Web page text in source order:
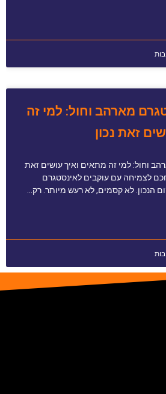
מארהב וחול: למי זה
זאת נכון
וחול: למי זה מתאים ואיך עושים זאת
לצמיחה עם עוקבים לאינסטגרם
הנכון. לא קסמים, לא רעש מיותר. רק…